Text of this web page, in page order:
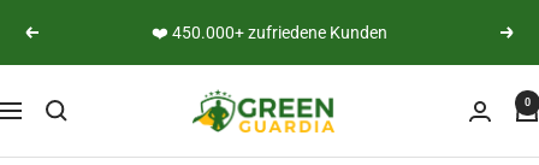
Previous
👨‍🔬 Persönliche Expertenberatung Next
Navigation
Green Guardia - Ihr Experte für Schädlinge und 0